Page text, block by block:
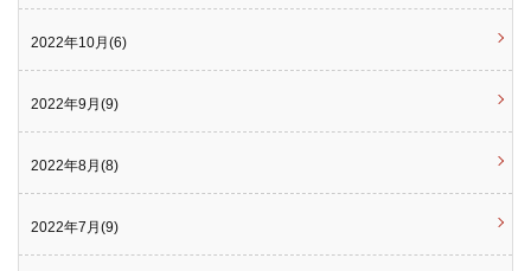
2022年10月(6)
2022年9月(9)
2022年8月(8)
2022年7月(9)